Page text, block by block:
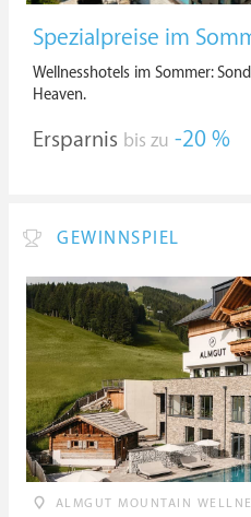
Spezialpreise im
Wellnesshotels im Sommer:
Heaven.
Ersparnis bis zu -20 %
GEWINNSPIEL
ALMGUT MOUNTAIN